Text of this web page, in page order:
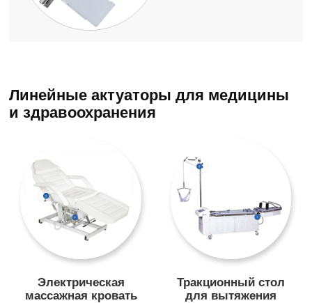
Линейные актуаторы для медицины
и здравоохранения
Электрическая
массажная кровать
Тракционный стол
для вытяжения